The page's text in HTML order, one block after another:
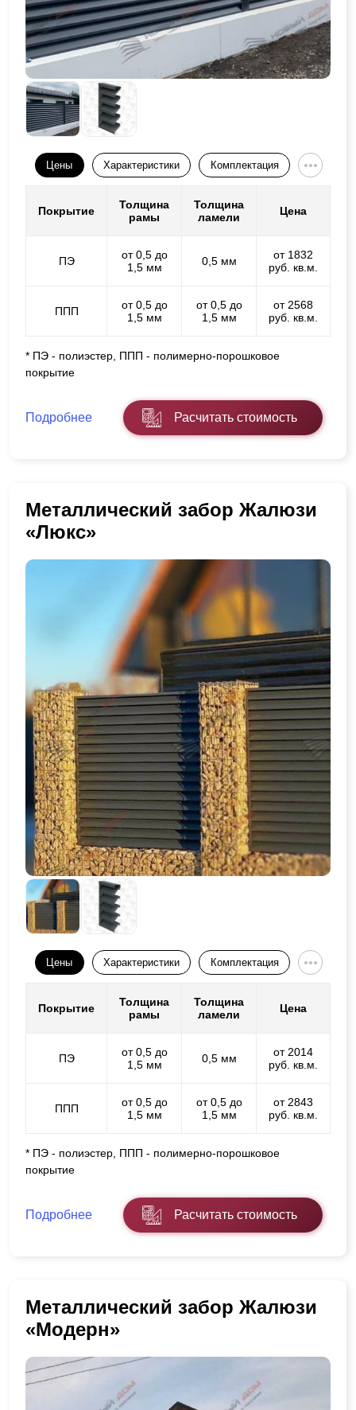
Цены Характеристики Комплектация
Покрытие
Толщина
рамы
Толщина
ламели
Цена
ПЭ
от 0,5 до
1,5 мм
0,5 мм
от 1832
руб. кв.м.
ППП
от 0,5 до
1,5 мм
от 0,5 до
1,5 мм
от 2568
руб. кв.м.
* ПЭ - полиэстер, ППП - полимерно-порошковое
покрытие
Подробнее Расчитать стоимость
Металлический забор Жалюзи
«Люкс»
Цены Характеристики Комплектация
Покрытие
Толщина
рамы
Толщина
ламели
Цена
ПЭ
от 0,5 до
1,5 мм
0,5 мм
от 2014
руб. кв.м.
ППП
от 0,5 до
1,5 мм
от 0,5 до
1,5 мм
от 2843
руб. кв.м.
* ПЭ - полиэстер, ППП - полимерно-порошковое
покрытие
Подробнее Расчитать стоимость
Металлический забор Жалюзи
«Модерн»